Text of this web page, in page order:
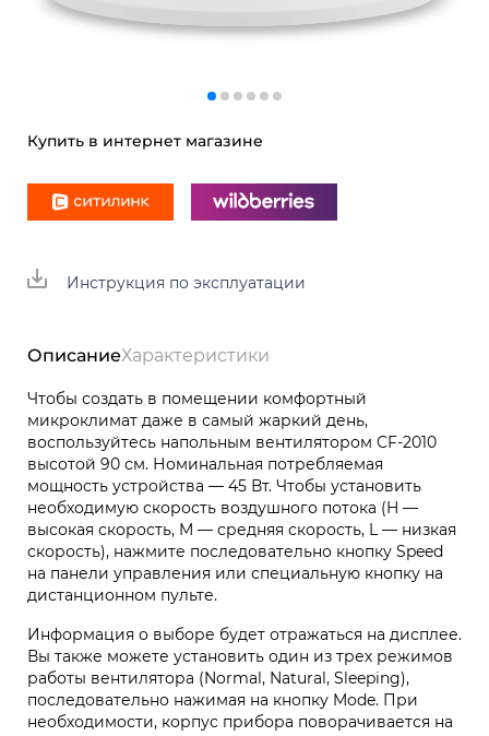
Купить в интернет магазине
Инструкция по эксплуатации
ОписаниеХарактеристики
Чтобы создать в помещении комфортный
микроклимат даже в самый жаркий день,
воспользуйтесь напольным вентилятором CF-2010
высотой 90 см. Номинальная потребляемая
мощность устройства — 45 Вт. Чтобы установить
необходимую скорость воздушного потока (H —
высокая скорость, M — средняя скорость, L — низкая
скорость), нажмите последовательно кнопку Speed
на панели управления или специальную кнопку на
дистанционном пульте.
Информация о выборе будет отражаться на дисплее.
Вы также можете установить один из трех режимов
работы вентилятора (Normal, Natural, Sleeping),
последовательно нажимая на кнопку Mode. При
необходимости, корпус прибора поворачивается на